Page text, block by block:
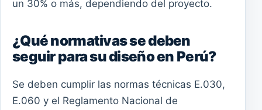
un 30% o más, dependiendo del proyecto.
¿Qué normativas se deben
seguir para su diseño en Perú?
Se deben cumplir las normas técnicas E.030,
E.060 y el Reglamento Nacional de